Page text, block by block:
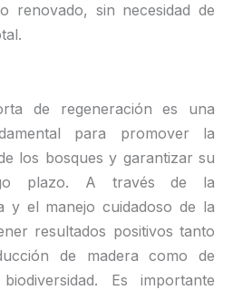
renovado, sin necesidad de
de regeneración es una
para promover la
los bosques y garantizar su
plazo. A través de la
y el manejo cuidadoso de la
resultados positivos tanto
de madera como de
Es importante